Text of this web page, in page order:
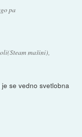
pa
mašini),
se vedno svetlobna